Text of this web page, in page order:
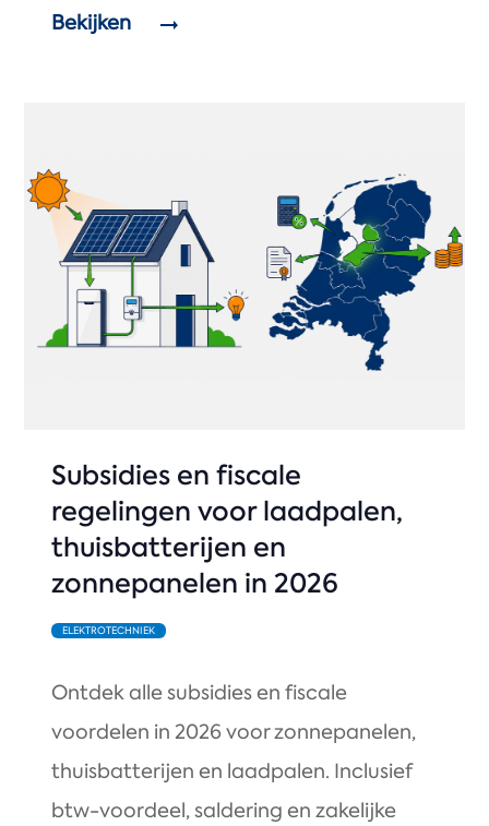
Bekijken
Subsidies en fiscale
regelingen voor laadpalen,
thuisbatterijen en
zonnepanelen in 2026
ELEKTROTECHNIEK
Ontdek alle subsidies en fiscale
voordelen in 2026 voor zonnepanelen,
thuisbatterijen en laadpalen. Inclusief
btw-voordeel, saldering en zakelijke